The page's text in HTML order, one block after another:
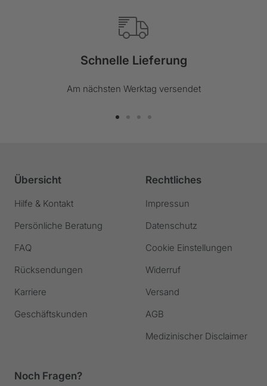
Schnelle Lieferung
Am nächsten Werktag versendet
Übersicht
Hilfe & Kontakt
Persönliche Beratung
FAQ
Rücksendungen
Karriere
Geschäftskunden
Rechtliches
Impressun
Datenschutz
Cookie Einstellungen
Widerruf
Versand
AGB
Medizinischer Disclaimer
Noch Fragen?